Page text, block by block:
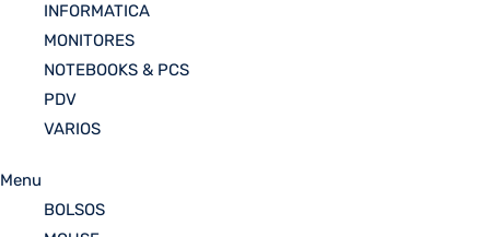
INFORMATICA
MONITORES
NOTEBOOKS & PCS
PDV
VARIOS
Menu
BOLSOS